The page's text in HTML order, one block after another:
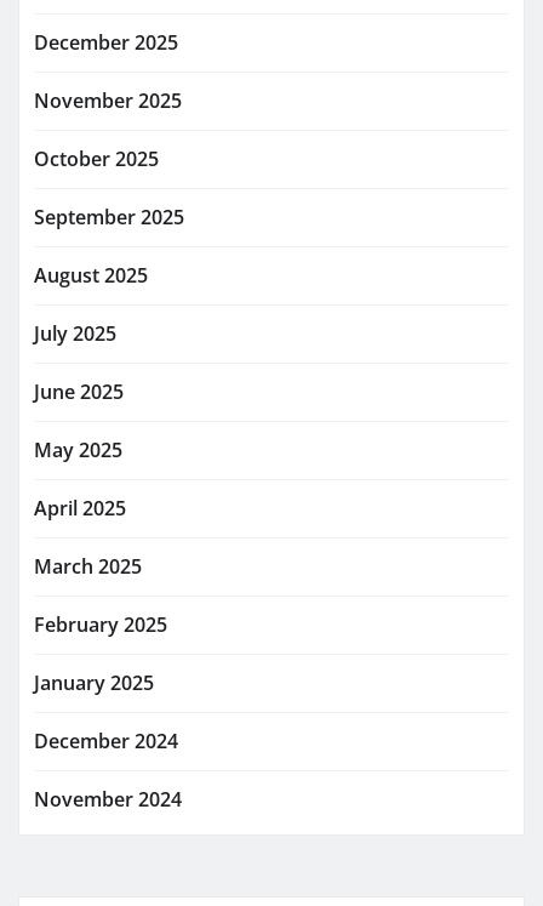
December 2025
November 2025
October 2025
September 2025
August 2025
July 2025
June 2025
May 2025
April 2025
March 2025
February 2025
January 2025
December 2024
November 2024